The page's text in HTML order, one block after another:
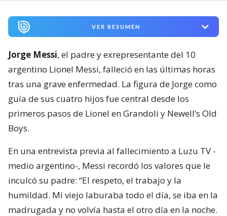
VER RESUMEN
Jorge Messi, el padre y exrepresentante del 10
argentino Lionel Messi, falleció en las últimas horas
tras una grave enfermedad. La figura de Jorge como
guía de sus cuatro hijos fue central desde los
primeros pasos de Lionel en Grandoli y Newell’s Old
Boys.
En una entrevista previa al fallecimiento a Luzu TV -
medio argentino-, Messi recordó los valores que le
inculcó su padre: “El respeto, el trabajo y la
humildad. Mi viejo laburaba todo el día, se iba en la
madrugada y no volvía hasta el otro día en la noche.